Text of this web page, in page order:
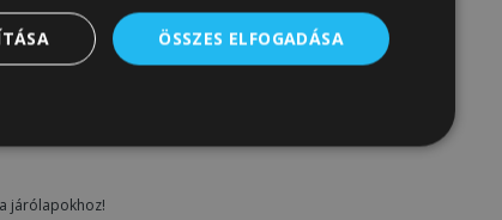
járólapokhoz!
ÖSSZES ELFOGADÁSA
Funkcionalitás Besorolatlan